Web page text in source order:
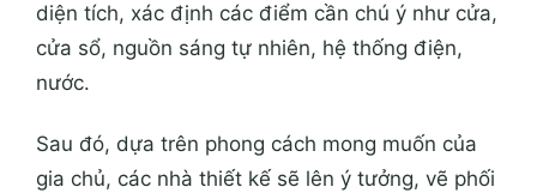
diện tích, xác định các điểm cần chú ý như cửa,
cửa sổ, nguồn sáng tự nhiên, hệ thống điện,
nước.
Sau đó, dựa trên phong cách mong muốn của
gia chủ, các nhà thiết kế sẽ lên ý tưởng, vẽ phối